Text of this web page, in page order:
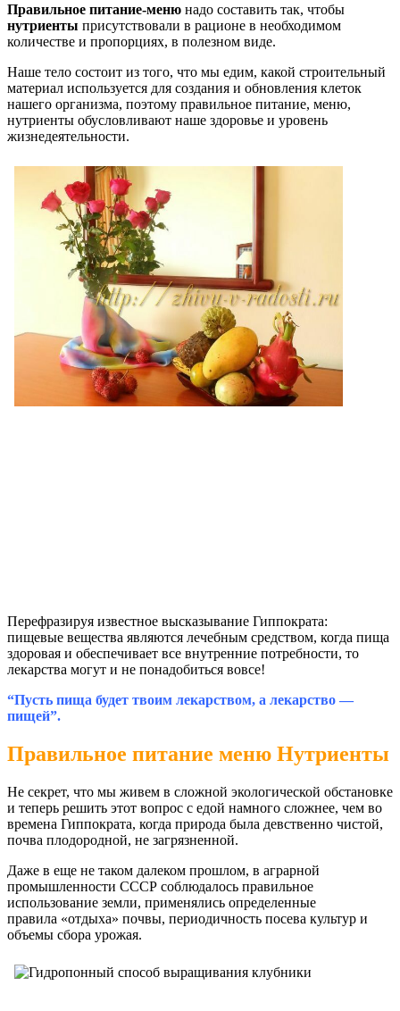
Правильное питание-меню надо составить так, чтобы
нутриенты присутствовали в рационе в необходимом
количестве и пропорциях, в полезном виде.
Наше тело состоит из того, что мы едим, какой строительный
материал используется для создания и обновления клеток
нашего организма, поэтому правильное питание, меню,
нутриенты обусловливают наше здоровье и уровень
жизнедеятельности.
Перефразируя известное высказывание Гиппократа:
пищевые вещества являются лечебным средством, когда пища
здоровая и обеспечивает все внутренние потребности, то
лекарства могут и не понадобиться вовсе!
“Пусть пища будет твоим лекарством, а лекарство —
пищей”.
Правильное питание меню Нутриенты
Не секрет, что мы живем в сложной экологической обстановке
и теперь решить этот вопрос с едой намного сложнее, чем во
времена Гиппократа, когда природа была девственно чистой,
почва плодородной, не загрязненной.
Даже в еще не таком далеком прошлом, в аграрной
промышленности СССР соблюдалось правильное
использование земли, применялись определенные
правила «отдыха» почвы, периодичность посева культур и
объемы сбора урожая.